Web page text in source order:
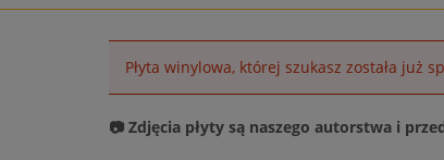
Płyta winylowa, której szukasz została już
📷 Zdjęcia płyty są naszego autorstwa i